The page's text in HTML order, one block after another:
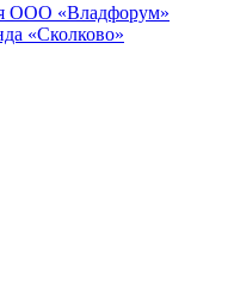
ООО «Владфорум»
«Сколково»